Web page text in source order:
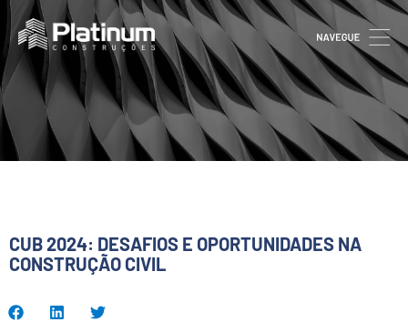
CUB 2024: DESAFIOS E OPORTUNIDADES NA
CONSTRUÇÃO CIVIL